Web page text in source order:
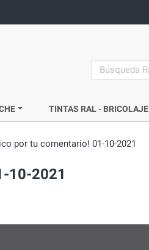
search
TINTAS RAL - BRICOLAJE
por tu comentario! 01-10-2021
10-2021